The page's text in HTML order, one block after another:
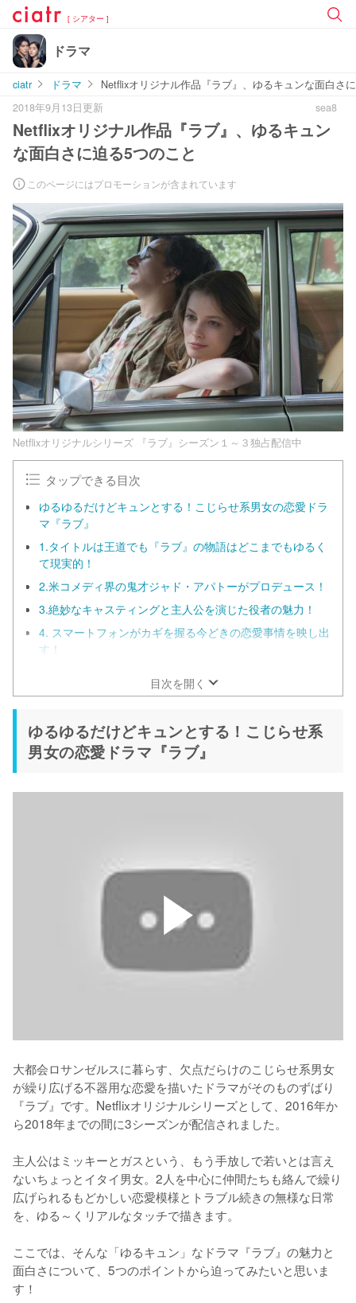
[ シアター ]
ドラマ
ciatr ドラマ
Netflixオリジナル作品『ラブ』、ゆるキュンな面白さ
2018年9月13日更新
sea8
Netflixオリジナル作品『ラブ』、ゆるキュン
な面白さに迫る5つのこと
このページにはプロモーションが含まれています
Netflixオリジナルシリーズ 『ラブ』シーズン１～３独占配信中
タップできる目次
ゆるゆるだけどキュンとする！こじらせ系男女の恋愛ドラ
マ『ラブ』
1.タイトルは王道でも『ラブ』の物語はどこまでもゆるく
て現実的！
2.米コメディ界の鬼才ジャド・アパトーがプロデュース！
3.絶妙なキャスティングと主人公を演じた役者の魅力！
4. スマートフォンがカギを握る今どきの恋愛事情を映し出
す！
目次を開く
ゆるゆるだけどキュンとする！こじらせ系
男女の恋愛ドラマ『ラブ』
大都会ロサンゼルスに暮らす、欠点だらけのこじらせ系男女
が繰り広げる不器用な恋愛を描いたドラマがそのものずばり
『ラブ』です。Netflixオリジナルシリーズとして、2016年か
ら2018年までの間に3シーズンが配信されました。
主人公はミッキーとガスという、もう手放しで若いとは言え
ないちょっとイタイ男女。2人を中心に仲間たちも絡んで繰り
広げられるもどかしい恋愛模様とトラブル続きの無様な日常
を、ゆる～くリアルなタッチで描きます。
ここでは、そんな「ゆるキュン」なドラマ『ラブ』の魅力と
面白さについて、5つのポイントから迫ってみたいと思いま
す！